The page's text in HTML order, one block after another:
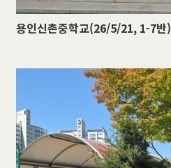
용인신촌중학교(26/5/21, 1-7반)